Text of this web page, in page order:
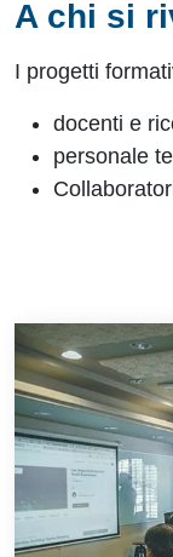
A chi si
I progetti
docenti e
personale
Risorse utili